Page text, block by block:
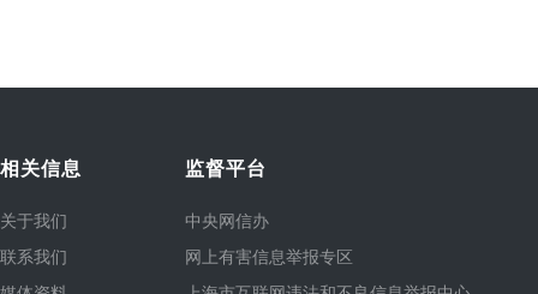
相关信息
关于我们
联系我们
监督平台
中央网信办
网上有害信息举报专区